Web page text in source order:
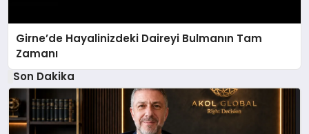
Girne’de Hayalinizdeki Daireyi Bulmanın Tam
Zamanı
Son Dakika